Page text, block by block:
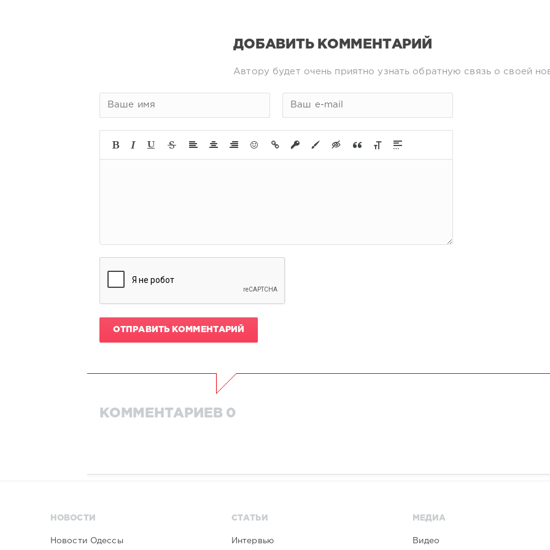
ДОБАВИТЬ КОММЕНТАРИЙ
Автору будет очень приятно узнать обратную связь о своей
ОТПРАВИТЬ КОММЕНТАРИЙ
КОММЕНТАРИЕВ 0
НОВОСТИ
Новости Одессы
СТАТЬИ
Интервью
МЕДИА
Видео